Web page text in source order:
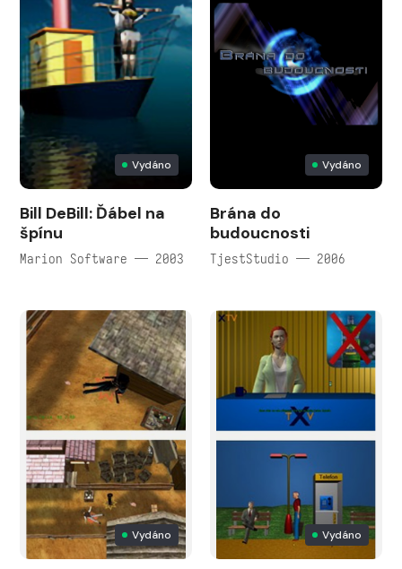
Vydáno
Bill DeBill: Ďábel na
špínu
Marion Software — 2003
Vydáno
Brána do
budoucnosti
TjestStudio — 2006
Vydáno Vydáno